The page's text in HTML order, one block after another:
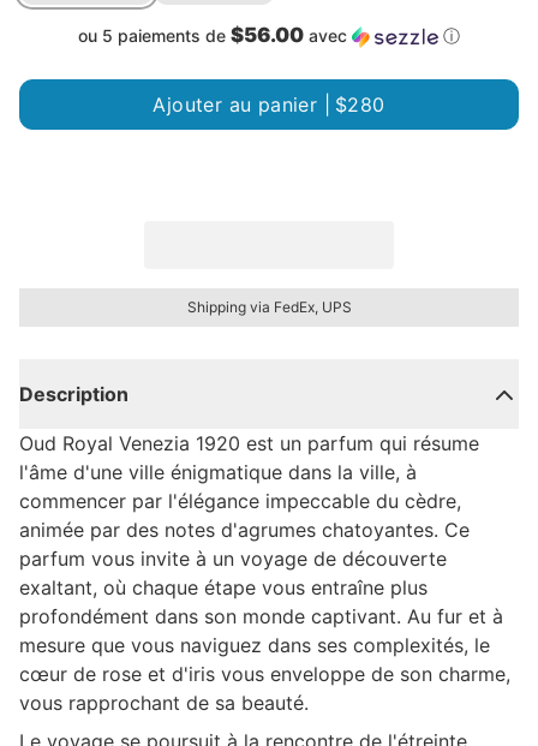
ou 5 paiements de $56.00 avec ⓘ
$280
Shipping via FedEx, UPS
Description
Oud Royal Venezia 1920 est un parfum qui résume
l'âme d'une ville énigmatique dans la ville, à
commencer par l'élégance impeccable du cèdre,
animée par des notes d'agrumes chatoyantes. Ce
parfum vous invite à un voyage de découverte
exaltant, où chaque étape vous entraîne plus
profondément dans son monde captivant. Au fur et à
mesure que vous naviguez dans ses complexités, le
cœur de rose et d'iris vous enveloppe de son charme,
vous rapprochant de sa beauté.